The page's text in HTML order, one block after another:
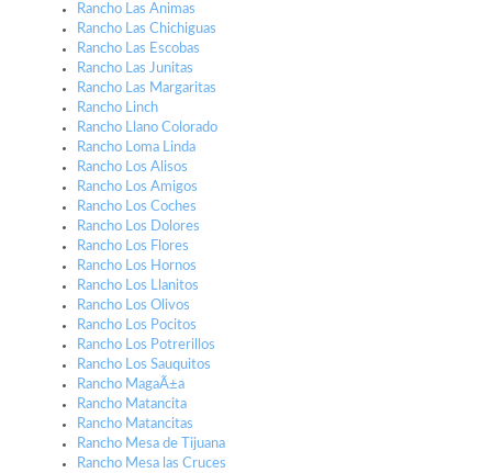
Rancho Las Animas
Rancho Las Chichiguas
Rancho Las Escobas
Rancho Las Junitas
Rancho Las Margaritas
Rancho Linch
Rancho Llano Colorado
Rancho Loma Linda
Rancho Los Alisos
Rancho Los Amigos
Rancho Los Coches
Rancho Los Dolores
Rancho Los Flores
Rancho Los Hornos
Rancho Los Llanitos
Rancho Los Olivos
Rancho Los Pocitos
Rancho Los Potrerillos
Rancho Los Sauquitos
Rancho MagaÃ±a
Rancho Matancita
Rancho Matancitas
Rancho Mesa de Tijuana
Rancho Mesa las Cruces